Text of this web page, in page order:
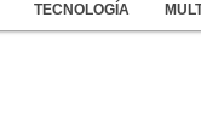
TECNOLOGÍA